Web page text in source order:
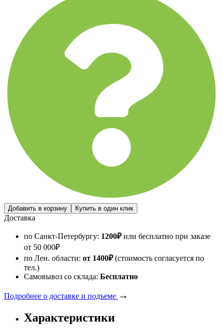
Доставка
по Санкт-Петербургу: 1200₽или бесплатно при заказе
от 50 000₽
по Лен. области: от 1400₽(стоимость согласуется по
тел.)
Самовывоз со склада: Бесплатно
Подробнее о доставке и подъеме →
Характеристики